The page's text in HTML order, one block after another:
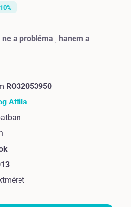
10%
a probléma , hanem a
RO32053950
Attila